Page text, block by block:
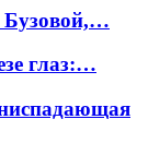
Бузовой,…
глаз:…